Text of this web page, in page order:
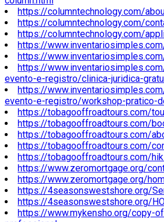
https://columntechnology.com/
https://columntechnology.com/
https://columntechnology.com/
https://
https://
https://
evento-e-registro/clinica-juridica-
https://
evento-e-registro/workshop-pratico-
https://tobagooffroadtours.com/
https://tobagooffroadtours.com/
https://tobagooffroadtours.com/
https://tobagooffroadtours.com/
https://tobagooffroadtours.com/
https://www.zeromortgage.org/
https://www.zeromortgage.org/
https://4seasonswestshore.org/
https://4seasonswestshore.org/
https://www.mykensho.org/copy-